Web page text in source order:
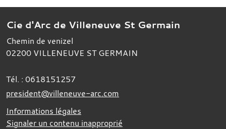
Cie d'Arc de Villeneuve St Germain
Chemin de venizel
02200 VILLENEUVE ST GERMAIN
Tél. : 0618151257
president@villeneuve-arc.com
Informations légales
Signaler un contenu inapproprié